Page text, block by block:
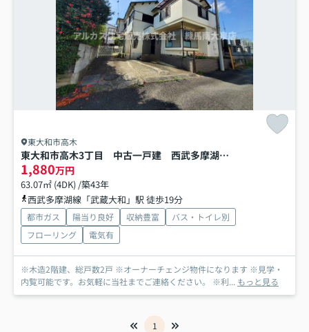
東大和市高木
東大和市高木3丁目 中古一戸建 西武多摩湖線 武蔵大和
1,880万円
63.07㎡ (4DK) /築43年
西武多摩湖線「武蔵大和」駅 徒歩19分
都市ガス 陽当り良好 収納豊富
バス・トイレ別
フローリング
電気有
※木造2階建、総戸数2戸 ※オーナーチェンジ物件になります ※見学・
内覧可能です。お気軽に当社までご連絡ください。 ※利... もっと見る
1